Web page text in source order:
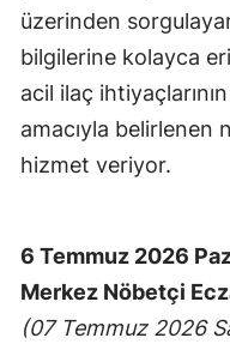
üzerinden
bilgilerine kolayca
acil ilaç
amacıyla belirlenen
hizmet veriyor.
6 Temmuz 2026
Merkez Nöbetçi
(07 Temmuz 2026